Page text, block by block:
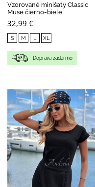
Vzorované minišaty Classic
Muse čierno-biele
32,99 €
S M L XL
Doprava zadarmo